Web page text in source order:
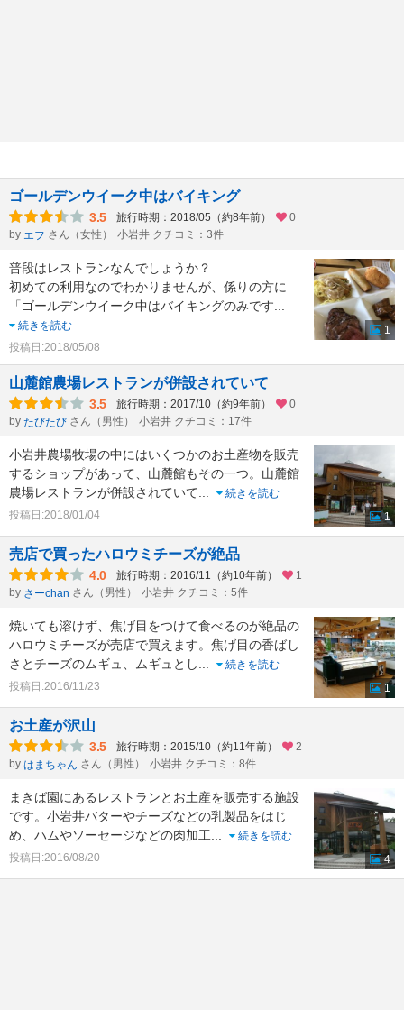
ゴールデンウイーク中はバイキング
3.5 旅行時期：2018/05（約8年前）
0
by エフ さん（女性） 小岩井 クチコミ：3件
普段はレストランなんでしょうか？
初めての利用なのでわかりませんが、係りの方に
「ゴールデンウイーク中はバイキングのみです...
続きを読む
投稿日:2018/05/08
1
山麓館農場レストランが併設されていて
3.5 旅行時期：2017/10（約9年前）
0
by たびたび さん（男性） 小岩井 クチコミ：17件
小岩井農場牧場の中にはいくつかのお土産物を販売
するショップがあって、山麓館もその一つ。山麓館
農場レストランが併設されていて...
続きを読む
投稿日:2018/01/04
1
売店で買ったハロウミチーズが絶品
4.0 旅行時期：2016/11（約10年前）
1
by さーchan さん（男性） 小岩井 クチコミ：5件
焼いても溶けず、焦げ目をつけて食べるのが絶品の
ハロウミチーズが売店で買えます。焦げ目の香ばし
さとチーズのムギュ、ムギュとし...
続きを読む
投稿日:2016/11/23
1
お土産が沢山
3.5 旅行時期：2015/10（約11年前）
2
by はまちゃん さん（男性） 小岩井 クチコミ：8件
まきば園にあるレストランとお土産を販売する施設
です。小岩井バターやチーズなどの乳製品をはじ
め、ハムやソーセージなどの肉加工...
続きを読む
投稿日:2016/08/20
4